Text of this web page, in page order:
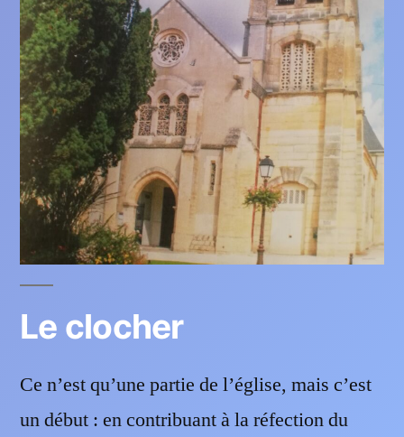
Le clocher
Ce n’est qu’une partie de l’église, mais c’est
un début : en contribuant à la réfection du